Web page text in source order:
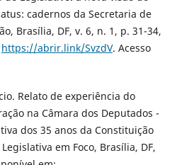
cadernos da Secretaria de
Brasília, DF, v. 6, n. 1, p. 31-34,
https://abrir.link/SvzdV. Acesso
Relato de experiência do
na Câmara dos Deputados -
dos 35 anos da Constituição
em Foco, Brasília, DF,